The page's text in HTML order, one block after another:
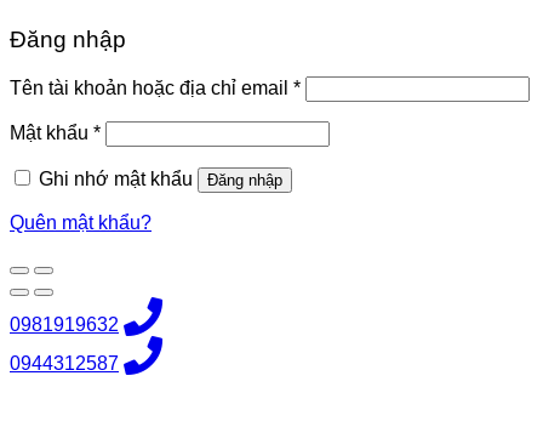
Đăng nhập
Tên tài khoản hoặc địa chỉ email *Bắt
buộc
Mật khẩu *Bắt
buộc
Ghi nhớ mật khẩu
Đăng nhập
Quên mật khẩu?
0981919632
0944312587